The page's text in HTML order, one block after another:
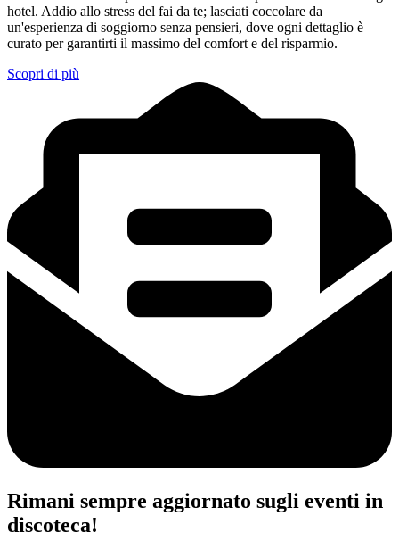
hotel. Addio allo stress del fai da te; lasciati coccolare da
un'esperienza di soggiorno senza pensieri, dove ogni dettaglio è
curato per garantirti il massimo del comfort e del risparmio.
Scopri di più
Rimani sempre aggiornato sugli eventi in
discoteca!